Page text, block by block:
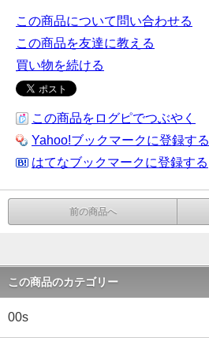
この商品について問い合わせる
この商品を友達に教える
買い物を続ける
この商品をログピでつぶやく
Yahoo!ブックマークに登録する
はてなブックマークに登録する
前の商品へ
この商品のカテゴリー
00s